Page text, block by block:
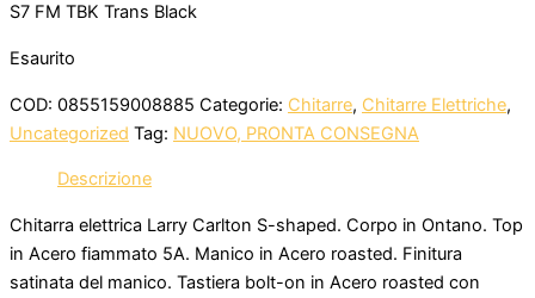
S7 FM TBK Trans Black
Esaurito
COD: 0855159008885 Categorie: Chitarre, Chitarre Elettriche,
Uncategorized Tag: NUOVO, PRONTA CONSEGNA
Descrizione
Chitarra elettrica Larry Carlton S-shaped. Corpo in Ontano. Top
in Acero fiammato 5A. Manico in Acero roasted. Finitura
satinata del manico. Tastiera bolt-on in Acero roasted con